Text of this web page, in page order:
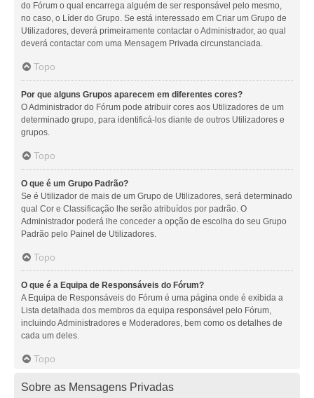
do Fórum o qual encarrega alguém de ser responsável pelo mesmo,
no caso, o Líder do Grupo. Se está interessado em Criar um Grupo de
Utilizadores, deverá primeiramente contactar o Administrador, ao qual
deverá contactar com uma Mensagem Privada circunstanciada.
Topo
Por que alguns Grupos aparecem em diferentes cores?
O Administrador do Fórum pode atribuir cores aos Utilizadores de um
determinado grupo, para identificá-los diante de outros Utilizadores e
grupos.
Topo
O que é um Grupo Padrão?
Se é Utilizador de mais de um Grupo de Utilizadores, será determinado
qual Cor e Classificação lhe serão atribuídos por padrão. O
Administrador poderá lhe conceder a opção de escolha do seu Grupo
Padrão pelo Painel de Utilizadores.
Topo
O que é a Equipa de Responsáveis do Fórum?
A Equipa de Responsáveis do Fórum é uma página onde é exibida a
Lista detalhada dos membros da equipa responsável pelo Fórum,
incluindo Administradores e Moderadores, bem como os detalhes de
cada um deles.
Topo
Sobre as Mensagens Privadas